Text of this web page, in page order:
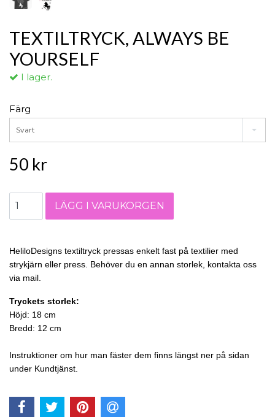
TEXTILTRYCK, ALWAYS BE
YOURSELF
I lager.
Färg
Svart
50 kr
HeliloDesigns textiltryck pressas enkelt fast på textilier med
strykjärn eller press. Behöver du en annan storlek, kontakta oss
via mail.
Tryckets storlek:
Höjd: 18 cm
Bredd: 12 cm
Instruktioner om hur man fäster dem finns längst ner på sidan
under Kundtjänst.